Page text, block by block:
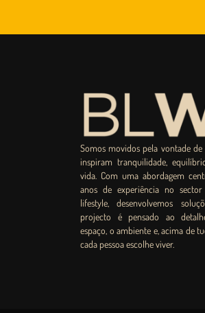
Somos movidos pela vontade
inspiram tranquilidade,
vida. Com uma abordagem
anos de experiência no
lifestyle, desenvolvemos
projecto é pensado ao
espaço, o ambiente e, acima de
cada pessoa escolhe viver.